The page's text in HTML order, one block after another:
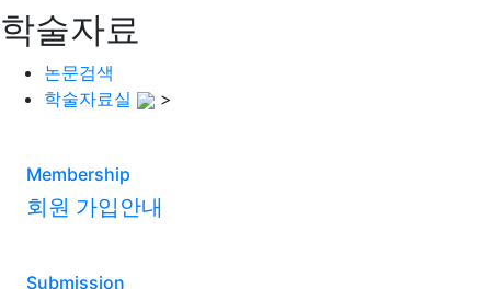
학술자료
논문검색
학술자료실
>
Membership
회원 가입안내
Submission